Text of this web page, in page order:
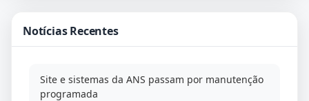
Notícias Recentes
Site e sistemas da ANS passam por manutenção
programada